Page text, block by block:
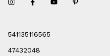
541135116565
47432048